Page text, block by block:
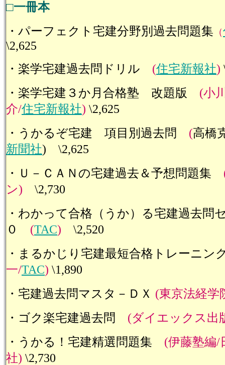
□一冊本
・パーフェクト宅建分野別過去問題集 （
\2,625
・楽学宅建過去問ドリル (住宅新報社)
・楽学宅建３か月合格塾 改題版 (小
介/住宅新報社) \2,625
・うかるぞ宅建 項目別過去問 (高橋
新聞社) \2,625
・Ｕ－ＣＡＮの宅建過去＆予想問題集
ン) \2,730
・わかって合格（うか）る宅建過去問
０ (TAC) \2,520
・まるかじり宅建最短合格トレーニン
一/TAC) \1,890
・宅建過去問マスタ－ＤＸ (東京法経学
・ゴク楽宅建過去問 (ダイエックス出
・うかる！宅建精選問題集 (伊藤塾編/
社) \2,730